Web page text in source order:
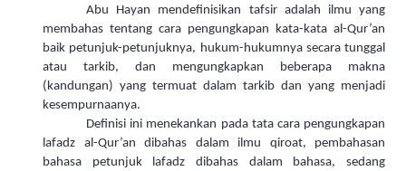
Abu Hayan mendefinisikan tafsir adalah ilmu yang
membahas tentang cara pengungkapan kata-kata al-Qur’an
baik petunjuk-petunjuknya, hukum-hukumnya secara tunggal
atau tarkib, dan mengungkapkan beberapa makna
(kandungan) yang termuat dalam tarkib dan yang menjadi
kesempurnaanya.
Definisi ini menekankan pada tata cara pengungkapan
lafadz al-Qur’an dibahas dalam ilmu qiroat, pembahasan
bahasa petunjuk lafadz dibahas dalam bahasa, sedang